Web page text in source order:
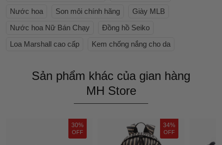
Nước hoa
Son môi chính hãng
Giày MLB
Nước hoa Nữ Bán Chạy
Đồng hồ Seiko
Loa Marshall cao cấp
Kem chống nắng cho da
Sản phẩm khác của gian hàng
MH Store
30%
OFF
34%
OFF